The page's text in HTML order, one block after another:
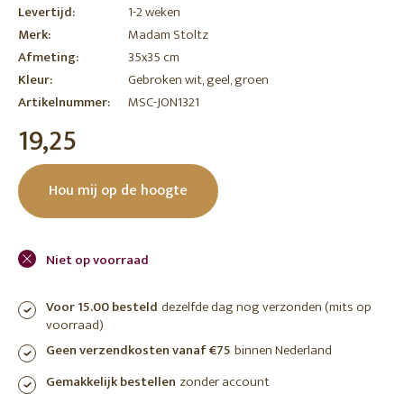
Levertijd:
1-2 weken
Merk:
Madam Stoltz
Afmeting:
35x35 cm
Kleur:
Gebroken wit, geel, groen
Artikelnummer:
MSC-JON1321
19,25
Hou mij op de hoogte
Niet op voorraad
Voor 15.00 besteld dezelfde dag nog verzonden (mits op
voorraad)
Geen verzendkosten vanaf €75 binnen Nederland
Gemakkelijk bestellen zonder account